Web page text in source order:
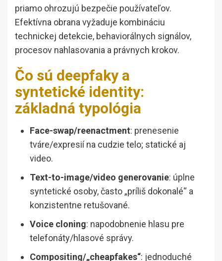
priamo ohrozujú bezpečie používateľov.
Efektívna obrana vyžaduje kombináciu
technickej detekcie, behaviorálnych signálov,
procesov nahlasovania a právnych krokov.
Čo sú deepfaky a
syntetické identity:
základná typológia
Face-swap/reenactment: prenesenie
tváre/expresií na cudzie telo; statické aj
video.
Text-to-image/video generovanie: úplne
syntetické osoby, často „príliš dokonalé“ a
konzistentne retušované.
Voice cloning: napodobnenie hlasu pre
telefonáty/hlasové správy.
Compositing/„cheapfakes“: jednoduché